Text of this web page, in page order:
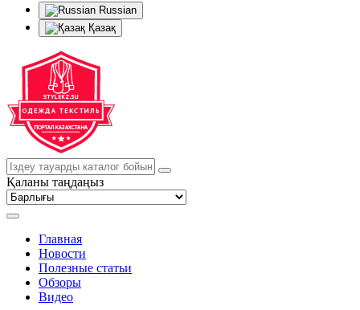
Russian
Қазақ
Қаланы таңдаңыз
Главная
Новости
Полезные статьи
Обзоры
Видео